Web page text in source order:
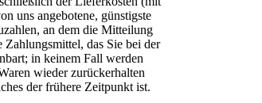
uns angebotene, günstigste
an dem die Mitteilung
das Sie bei der
in keinem Fall werden
wieder zurückerhalten
der frühere Zeitpunkt ist.